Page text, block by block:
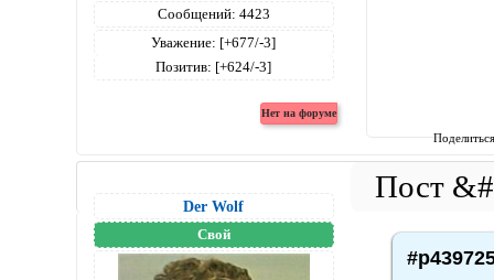
Сообщений: 4423
Уважение: [+677/-3]
Позитив: [+624/-3]
Der Wolf
Свой